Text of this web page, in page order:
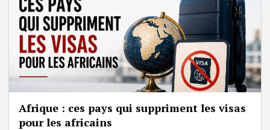
Afrique : ces pays qui suppriment les visas
pour les africains